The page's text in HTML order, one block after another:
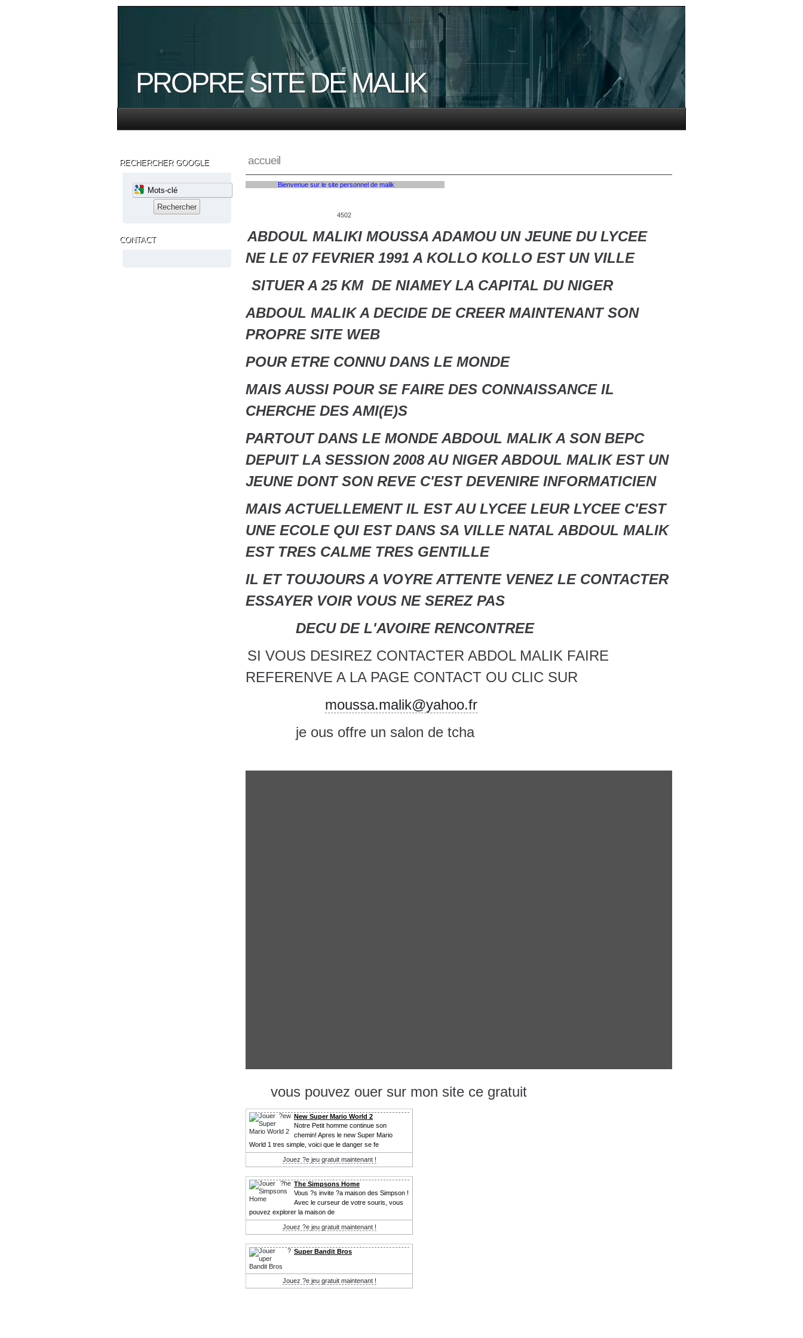
PROPRE SITE DE MALIK
RECHERCHER GOOGLE
CONTACT
accueil
Bienvenue sur le site personnel de malik
4502
ABDOUL MALIKI MOUSSA ADAMOU UN JEUNE DU LYCEE
NE LE 07 FEVRIER 1991 A KOLLO KOLLO EST UN VILLE
SITUER A 25 KM DE NIAMEY LA CAPITAL DU NIGER
ABDOUL MALIK A DECIDE DE CREER MAINTENANT SON
PROPRE SITE WEB
POUR ETRE CONNU DANS LE MONDE
MAIS AUSSI POUR SE FAIRE DES CONNAISSANCE IL
CHERCHE DES AMI(E)S
PARTOUT DANS LE MONDE ABDOUL MALIK A SON BEPC
DEPUIT LA SESSION 2008 AU NIGER ABDOUL MALIK EST UN
JEUNE DONT SON REVE C'EST DEVENIRE INFORMATICIEN
MAIS ACTUELLEMENT IL EST AU LYCEE LEUR LYCEE C'EST
UNE ECOLE QUI EST DANS SA VILLE NATAL ABDOUL MALIK
EST TRES CALME TRES GENTILLE
IL ET TOUJOURS A VOYRE ATTENTE VENEZ LE CONTACTER
ESSAYER VOIR VOUS NE SEREZ PAS
DECU DE L'AVOIRE RENCONTREE
SI VOUS DESIREZ CONTACTER ABDOL MALIK FAIRE
REFERENVE A LA PAGE CONTACT OU CLIC SUR
moussa.malik@yahoo.fr
je ous offre un salon de tcha
vous pouvez ouer sur mon site ce gratuit
New Super Mario World 2
Notre Petit homme continue son
chemin! Apres le new Super Mario
World 1 tres simple, voici que le danger se fe
Jouez ?e jeu gratuit maintenant !
The Simpsons Home
Vous ?s invite ?a maison des Simpson !
Avec le curseur de votre souris, vous
pouvez explorer la maison de
Jouez ?e jeu gratuit maintenant !
Super Bandit Bros
Jouez ?e jeu gratuit maintenant !